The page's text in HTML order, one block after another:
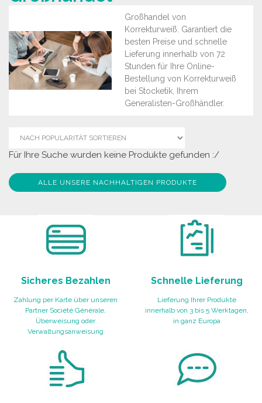
Großhandel von
Korrekturweiß. Garantiert die
besten Preise und schnelle
Lieferung innerhalb von 72
Stunden für Ihre Online-
Bestellung von Korrekturweiß
bei Stocketik, Ihrem
Generalisten-Großhändler.
Für Ihre Suche wurden keine Produkte gefunden :/
ALLE UNSERE NACHHALTIGEN PRODUKTE
Sicheres Bezahlen
Zahlung per Karte über unseren
Partner Société Générale,
Überweisung oder
Verwaltungsanweisung
Schnelle Lieferung
Lieferung Ihrer Produkte
innerhalb von 3 bis 5 Werktagen,
in ganz Europa